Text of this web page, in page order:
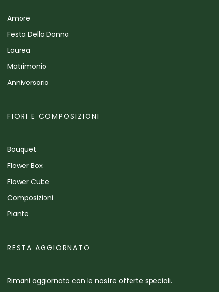
Amore
Festa Della Donna
Laurea
Matrimonio
Anniversario
FIORI E COMPOSIZIONI
Bouquet
Flower Box
Flower Cube
Composizioni
Piante
RESTA AGGIORNATO
Rimani aggiornato con le nostre offerte speciali.